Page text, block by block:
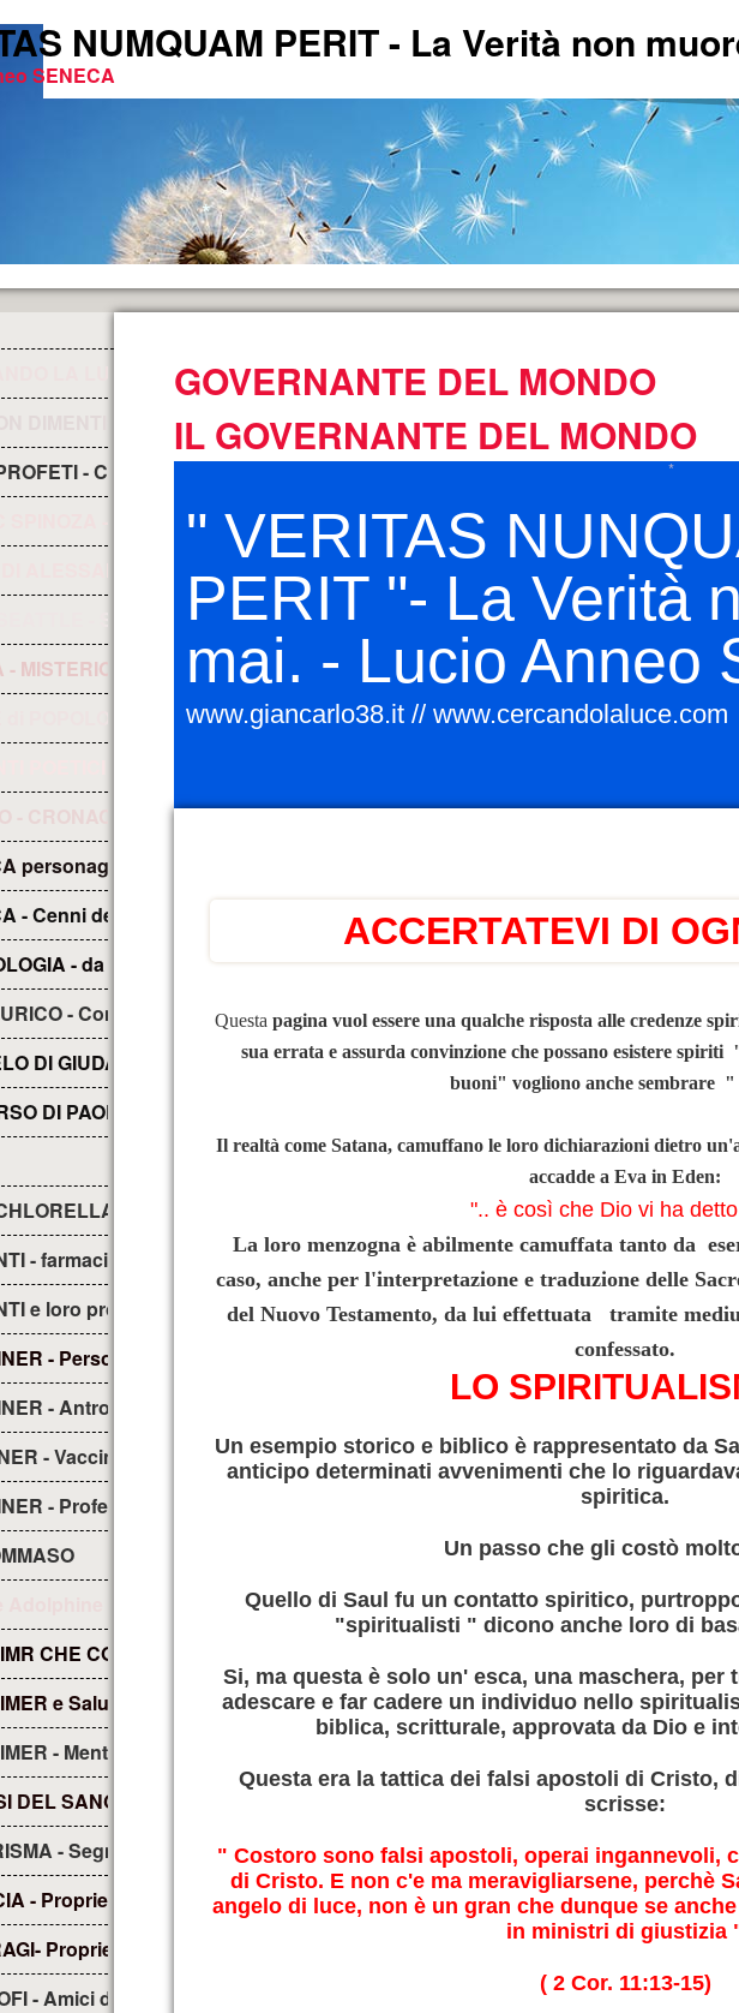
NUMQUAM PERIT - La Verità non
SENECA
LA LUCE DELLA VERITA'.
- CHI SONO ?
SPINOZA - Filosofo olandese
SEATTLE - Saggezza Indiana
- MISTERIOSA FIGURA FEMMINILE NELLO GNOSTICISMO
- CRONACA - Dai racconti sumeri
personaggio e Glossario
- Cenni della sua vita
- da WIKIPEDIA
- Come abbassarlo
DI GIUDA - Tradotto in italiano
DI PAOLO ALL'AEROPAGO DI ATENE
- Proprietà
- farmacia naturale
e loro proprietà
- Personaggio
- Antroposofia
- Vaccini
- Profezia sui vaccini.
CHE COS'E'?
e Salute dentale
- Mentolo
DEL SANGUE - Tutto quello che c'è da sapere
- Segnali
- Proprietà
Proprietà
- Amici del fegato
GOVERNANTE DEL MONDO
IL GOVERNANTE DEL MONDO
" VERITAS
PERIT "- La Verità
mai. - Lucio Anneo
www.giancarlo38.it // www.cercandolaluce.com
ACCERTATEVI DI
Questa pagina vuol essere una qualche risposta alle credenze
sua errata e assurda convinzione che possano esistere
buoni" vogliono anche sembrare
Il realtà come Satana, camuffano le loro dichiarazioni dietro
accadde a Eva in Eden:
".. è così che Dio vi ha
La loro menzogna è abilmente camuffata tanto da
caso, anche per l'interpretazione e traduzione delle
del Nuovo Testamento, da lui effettuata tramite
confessato.
LO
Un esempio storico e biblico è rappresentato da
anticipo determinati avvenimenti che lo
spiritica.
Un passo che gli costò
Quello di Saul fu un contatto spiritico,
"spiritualisti " dicono anche loro di
Si, ma questa è solo un' esca, una maschera, per
adescare e far cadere un individuo nello
biblica, scritturale, approvata da Dio e
Questa era la tattica dei falsi apostoli di Cristo,
scrisse:
" Costoro sono falsi apostoli, operai ingannevoli,
di Cristo. E non c'e ma meravigliarsene, perchè
angelo di luce, non è un gran che dunque se
in ministri di giustizia
( 2 Cor. 11:13-15)
*